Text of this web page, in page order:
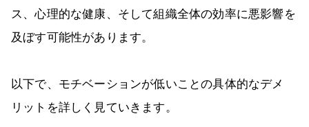
ス、心理的な健康、そして組織全体の効率に悪影響を
及ぼす可能性があります。
以下で、モチベーションが低いことの具体的なデメ
リットを詳しく見ていきます。